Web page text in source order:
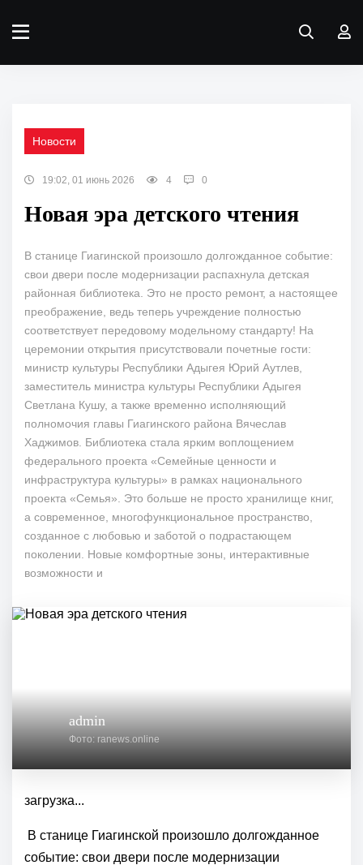
Новости
19:02, 01 июнь 2026 4 0
Новая эра детского чтения
В станице Гиагинской произошло долгожданное событие:
свои двери после модернизации распахнула детская
районная библиотека. Это не просто ремонт, а настоящее
преображение, ведь теперь учреждение полностью
соответствует передовому модельному стандарту! На
церемонии открытия присутствовали почетные гости:
министр культуры Республики Адыгея Юрий Аутлев,
заместитель министра культуры Республики Адыгея
Светлана Кушу, а также временно исполняющий
полномочия главы Гиагинского района Вячеслав
Хаджимов. Библиотека стала ярким воплощением
федерального проекта «Семейные ценности и
инфраструктура культуры» в рамках национального
проекта «Семья». Это больше не просто хранилище книг,
а современное, многофункциональное пространство,
созданное с любовью и заботой о подрастающем
поколении. Новые комфортные зоны, интерактивные
возможности и
admin
Фото: ranews.online
загрузка...
В станице Гиагинской произошло долгожданное
событие: свои двери после модернизации